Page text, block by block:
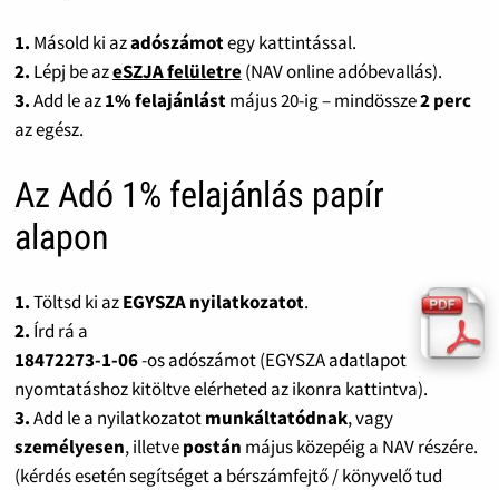
1. Másold ki azadószámotegy kattintással.
2. Lépj be azeSZJA felületre(NAV online adóbevallás).
3.Add le az1% felajánlástmájus 20-ig – mindössze2 perc
az egész.
Az Adó 1% felajánlás papír
alapon
1.Töltsd ki azEGYSZA nyilatkozatot.
2. Írd rá a
18472273-1-06-os adószámot (EGYSZA adatlapot
nyomtatáshoz kitöltve elérheted az ikonra kattintva).
3.Add le a nyilatkozatotmunkáltatódnak, vagy
személyesen, illetvepostán május közepéig a NAV részére.
(kérdés esetén segítséget a bérszámfejtő / könyvelő tud